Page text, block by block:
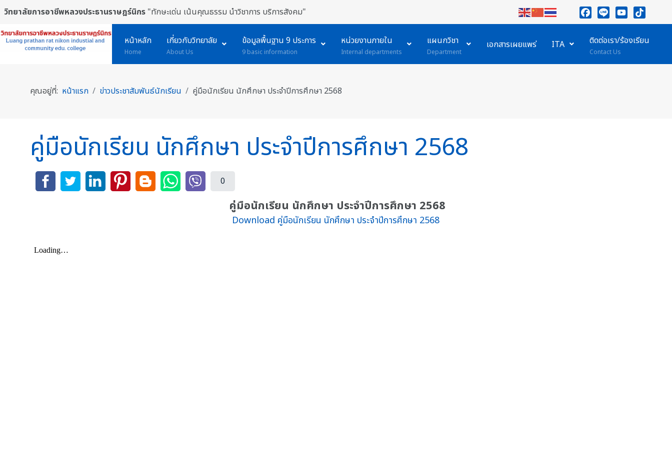
วิทยาลัยการอาชีพหลวงประธานราษฎร์นิกร "ทักษะเด่น เน้นคุณธรรม นำวิชาการ บริการสังคม"
Facebook
LineYouTube
TikTok
หน้าหลัก
Home
เกี่ยวกับวิทยาลัย
About Us
ข้อมูลพื้นฐาน 9 ประการ
9 basic information
หน่วยงานภายใน
Internal departments
แผนกวิชา
Department
เอกสารเผยแพร่ ITA ติดต่อเรา/ร้องเรียน
Contact Us
คุณอยู่ที่: หน้าแรก ข่าวประชาสัมพันธ์นักเรียน คู่มือนักเรียน นักศึกษา ประจำปีการศึกษา 2568
คู่มือนักเรียน นักศึกษา ประจำปีการศึกษา 2568
0
คู่มือนักเรียน นักศึกษา ประจำปีการศึกษา 2568
Download คู่มือนักเรียน นักศึกษา ประจำปีการศึกษา 2568